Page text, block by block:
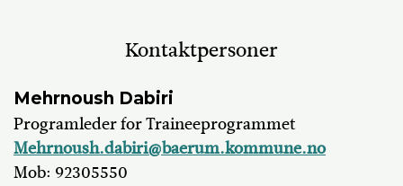
Kontaktpersoner
Mehrnoush Dabiri
Programleder for Traineeprogrammet
Mehrnoush.dabiri@baerum.kommune.no
Mob: 92305550